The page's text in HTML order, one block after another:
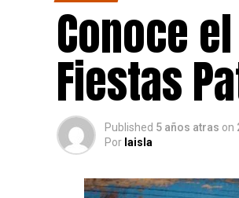
Conoce
Fiestas
Published 5 años atras on
Por laisla